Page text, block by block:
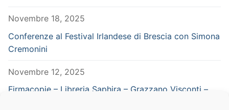
Novembre 18, 2025
Conferenze al Festival Irlandese di Brescia con Simona
Cremonini
Novembre 12, 2025
Firmacopie – Libreria Saphira – Grazzano Visconti –